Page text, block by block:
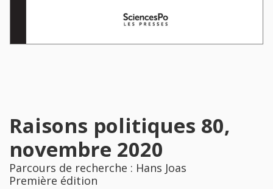
Raisons politiques 80,
novembre 2020
Parcours de recherche : Hans Joas
Première édition